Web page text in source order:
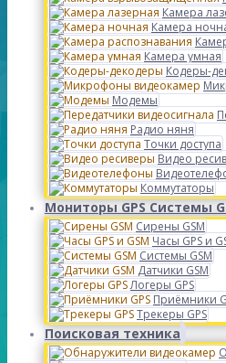
Камера
Камера
Камера умная
Кодеры-
Модемы
Радио няня
Точки доступа
Видео
Коммутаторы
Мониторы GPS Системы
Сирены GSM
Часы GPS и
Системы GSM
Датчики GSM
Логеры GPS
Приёмники
Трекеры GPS
Поисковая техника